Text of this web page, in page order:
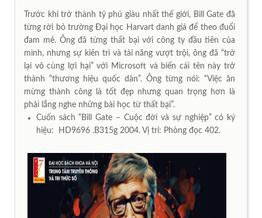
Trước khi trở thành tỷ phú giàu nhất thế giới, Bill Gate đã
từng rời bỏ trường Đại học Harvart danh giá để theo đuổi
đam mê. Ông đã từng thất bại với công ty đầu tiên của
mình, nhưng sự kiên trì và tài năng vượt trội, ông đã “trở
lại vô cùng lợi hại” với Microsoft và biến cái tên này trở
thành “thương hiệu quốc dân”. Ông từng nói: “Việc ăn
mừng thành công là tốt đẹp nhưng quan trọng hơn là
phải lắng nghe những bài học từ thất bại”.
Cuốn sách “Bill Gate – Cuộc đời và sự nghiệp” có ký
hiệu: HD9696 .B315g 2004. Vị trí: Phòng đọc 402.